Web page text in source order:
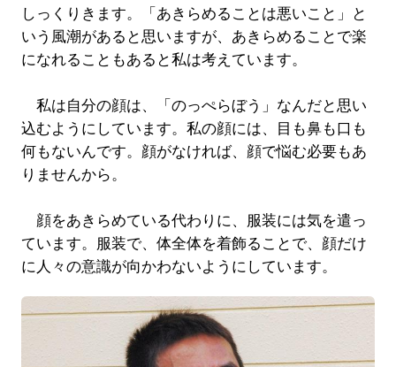
しっくりきます。「あきらめることは悪いこと」と
いう風潮があると思いますが、あきらめることで楽
になれることもあると私は考えています。
私は自分の顔は、「のっぺらぼう」なんだと思い
込むようにしています。私の顔には、目も鼻も口も
何もないんです。顔がなければ、顔で悩む必要もあ
りませんから。
顔をあきらめている代わりに、服装には気を遣っ
ています。服装で、体全体を着飾ることで、顔だけ
に人々の意識が向かわないようにしています。